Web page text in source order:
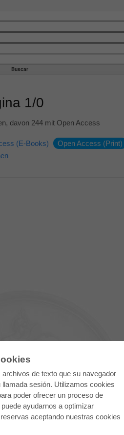
de texto que su navegador
sesión. Utilizamos cookies
poder ofrecer un proceso de
ayudarnos a optimizar
aceptando nuestras cookies
1/0
davon 244 mit Open Access
(E-Books)
Open Access (Print)